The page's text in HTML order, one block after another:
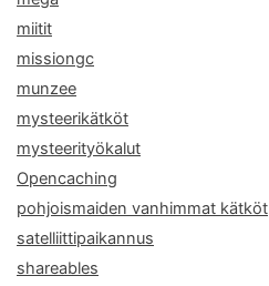
miitit
missiongc
munzee
mysteerikätköt
mysteerityökalut
Opencaching
pohjoismaiden vanhimmat kätköt
satelliittipaikannus
shareables